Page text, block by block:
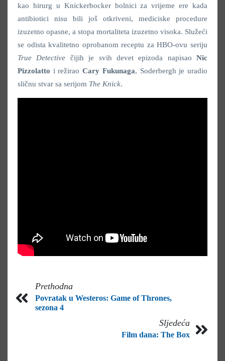
kao hirurg u Knickerbocker bolnici za vrijeme ere kada
antibiotici nisu bili još otkriveni, mediciske procedure
izuzetno opasne, a stopa mortaliteta izuzetno visoka. Služeći
se odista kvalitetno oprobanom receptu za HBO-ovu seriju
True Detective čijih je svih devet epizoda napisao Nic
Pizzolatto i režiraoCary Fukunaga, Soderbergh je uradio
sličnu stvar sa serijom The Knick.
Prethodna
Povratak u Westeros: Game of Thrones,
sezona 4
Sljedeća
Film dana: The Box